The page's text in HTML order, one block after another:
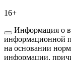
16+
Информация о
информационной
на основании
информации,